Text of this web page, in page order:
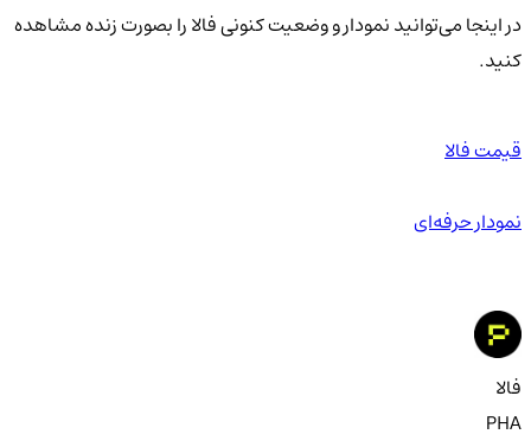
در اینجا می‌توانید نمودار و وضعیت کنونی فالا را بصورت زنده مشاهده
کنید.
قیمت فالا
نمودار حرفه‌ای
فالا
PHA